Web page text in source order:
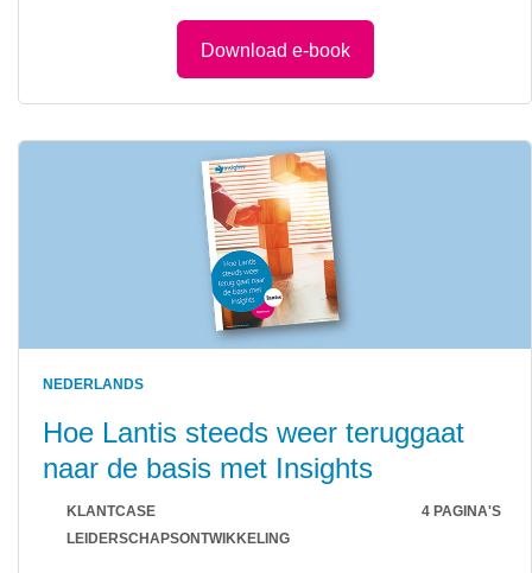
Download e-book
NEDERLANDS
Hoe Lantis steeds weer teruggaat
naar de basis met Insights
KLANTCASE
4 PAGINA'S
LEIDERSCHAPSONTWIKKELING